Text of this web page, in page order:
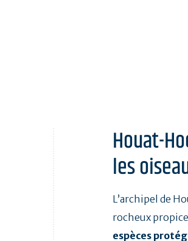
Houat-
les
L’archipel de
rocheux
espèces